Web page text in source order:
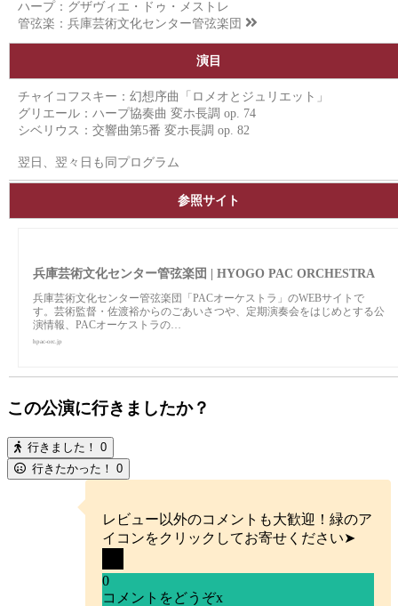
ハープ：グザヴィエ・ドゥ・メストレ
管弦楽： 兵庫芸術文化センター管弦楽団
演目
チャイコフスキー：幻想序曲「ロメオとジュリエット」
グリエール：ハープ協奏曲 変ホ長調 op. 74
シベリウス：交響曲第5番 変ホ長調 op. 82
翌日、翌々日も同プログラム
参照サイト
兵庫芸術文化センター管弦楽団 | HYOGO PAC ORCHESTRA
兵庫芸術文化センター管弦楽団「PACオーケストラ」のWEBサイトで
す。芸術監督・佐渡裕からのごあいさつや、定期演奏会をはじめとする公
演情報、PACオーケストラの…
hpac-orc.jp
この公演に行きましたか？
行きました！ 0
行きたかった！ 0
レビュー以外のコメントも大歓迎！緑のア
イコンをクリックしてお寄せください➤
0
コメントをどうぞx